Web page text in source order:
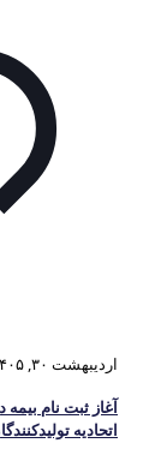
اردیبهشت ۳۰, ۱۴۰۵
اتحادیه